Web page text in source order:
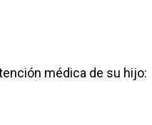
médica de su hijo: